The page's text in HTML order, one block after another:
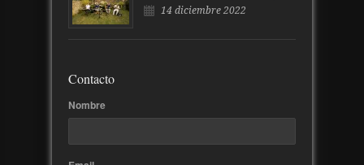
14 diciembre 2022
Contacto
Nombre